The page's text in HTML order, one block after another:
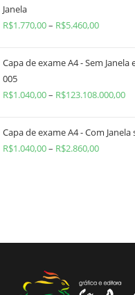
Janela
R$1.770,00– R$5.460,00
Capa de exame A4 - Sem Janela
005
R$1.040,00– R$123.108.000,00
Capa de exame A4 - Com Janela
R$1.040,00– R$2.860,00